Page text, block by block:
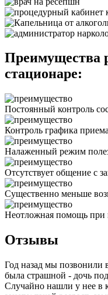
Преимущества
стационаре:
Постоянный контроль
Контроль графика
Налаженный режим
Отсутствует общение с
Существенно меньше
Неотложная помощь
Отзывы
Год назад мы позвонили
была страшной - дочь
Случайно нашли у нее в